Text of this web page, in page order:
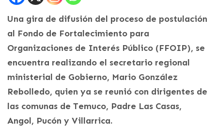
Una gira de difusión del proceso de postulación
al Fondo de Fortalecimiento para
Organizaciones de Interés Público (FFOIP), se
encuentra realizando el secretario regional
ministerial de Gobierno, Mario González
Rebolledo, quien ya se reunió con dirigentes de
las comunas de Temuco, Padre Las Casas,
Angol, Pucón y Villarrica.